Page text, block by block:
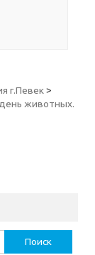
г.Певек>
животных.